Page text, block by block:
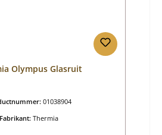
Olympus Glasruit
01038904
Fabrikant: Thermia